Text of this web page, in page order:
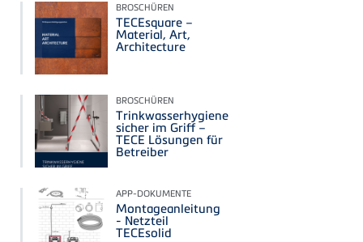
BROSCHÜREN
TECEsquare –
Material, Art,
Architecture
BROSCHÜREN
Trinkwasserhygiene
sicher im Griff –
TECE Lösungen für
Betreiber
APP-DOKUMENTE
Montageanleitung
- Netzteil
TECEsolid